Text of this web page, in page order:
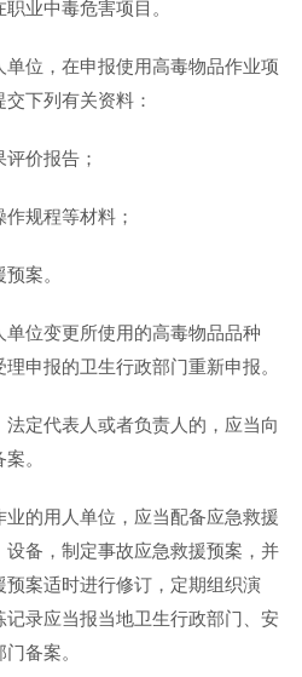
业中毒危害项目。
位，在申报使用高毒物品作业项
下列有关资料：
价报告；
作规程等材料；
案。
位变更所使用的高毒物品品种
申报的卫生行政部门重新申报。
定代表人或者负责人的，应当向
。
的用人单位，应当配备应急救援
设备，制定事故应急救援预案，并
案适时进行修订，定期组织演
录应当报当地卫生行政部门、安
备案。